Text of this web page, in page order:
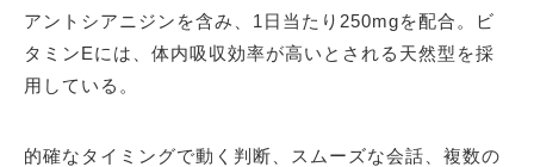
アントシアニジンを含み、1日当たり250mgを配合。ビ
タミンEには、体内吸収効率が高いとされる天然型を採
用している。
的確なタイミングで動く判断、スムーズな会話、複数の